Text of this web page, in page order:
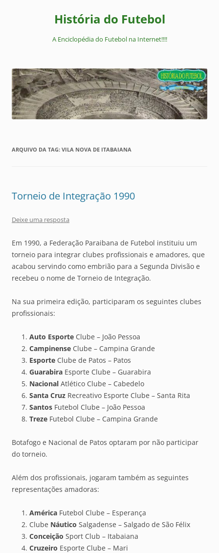
História do Futebol
A Enciclopédia do Futebol na Internet!!!!
ARQUIVO DA TAG: VILA NOVA DE ITABAIANA
Torneio de Integração 1990
Deixe uma resposta
Em 1990, a Federação Paraibana de Futebol instituiu um
torneio para integrar clubes profissionais e amadores, que
acabou servindo como embrião para a Segunda Divisão e
recebeu o nome de Torneio de Integração.
Na sua primeira edição, participaram os seguintes clubes
profissionais:
Auto Esporte Clube – João Pessoa
Campinense Clube – Campina Grande
Esporte Clube de Patos – Patos
Guarabira Esporte Clube – Guarabira
Nacional Atlético Clube – Cabedelo
Santa Cruz Recreativo Esporte Clube – Santa Rita
Santos Futebol Clube – João Pessoa
Treze Futebol Clube – Campina Grande
Botafogo e Nacional de Patos optaram por não participar
do torneio.
Além dos profissionais, jogaram também as seguintes
representações amadoras:
América Futebol Clube – Esperança
Clube Náutico Salgadense – Salgado de São Félix
Conceição Sport Club – Itabaiana
Cruzeiro Esporte Clube – Mari